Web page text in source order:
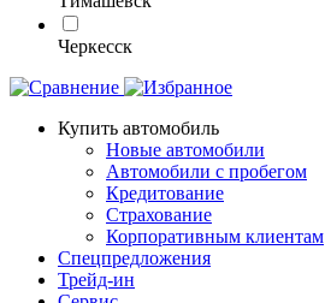
Черкесск
Купить автомобиль
Новые автомобили
Автомобили с пробегом
Кредитование
Страхование
Корпоративным клиентам
Спецпредложения
Трейд-ин